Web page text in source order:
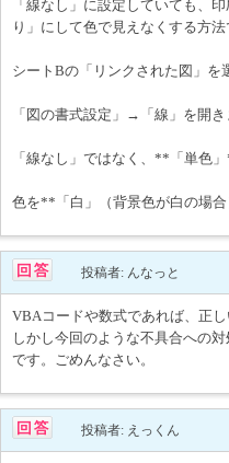
「線なし」に設定していても、
り」にして色で見えなくする方法
シートBの「リンクされた図」を
「図の書式設定」→「線」を開き
「線なし」ではなく、**「単色
色を**「白」（背景色が白の場
投稿者: んなっと
VBAコードや数式であれば、正
しかし今回のような不具合への
です。ごめんなさい。
投稿者: えっくん